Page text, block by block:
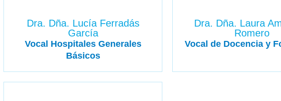
Dra. Dña. Lucía Ferradás
García
Vocal Hospitales Generales
Básicos
Dra. Dña. Laura
Romero
Vocal de Docencia y